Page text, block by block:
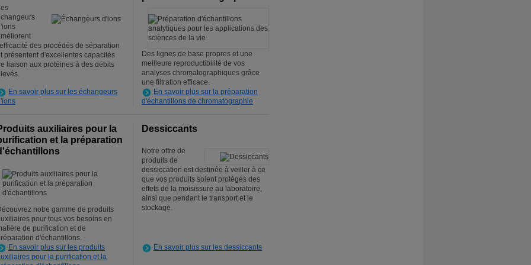
des procédés de séparation
présentent d'excellentes capacités
liaison aux protéines à des débits
Des lignes de base propres et une
meilleure reproductibilité de vos
analyses chromatographiques grâce
une filtration efficace.
En savoir plus sur les échangeurs
En savoir plus sur la préparation
d'échantillons de chromatographie
auxiliaires pour la
et la préparation
notre gamme de produits
pour tous vos besoins en
de purification et de
d'échantillons.
Dessiccants
Notre offre de
produits de
dessiccation est destinée à veiller à ce
que vos produits soient protégés des
effets de la moisissure au laboratoire,
ainsi que pendant le transport et le
stockage.
En savoir plus sur les produits
pour la purification et la
En savoir plus sur les dessiccants